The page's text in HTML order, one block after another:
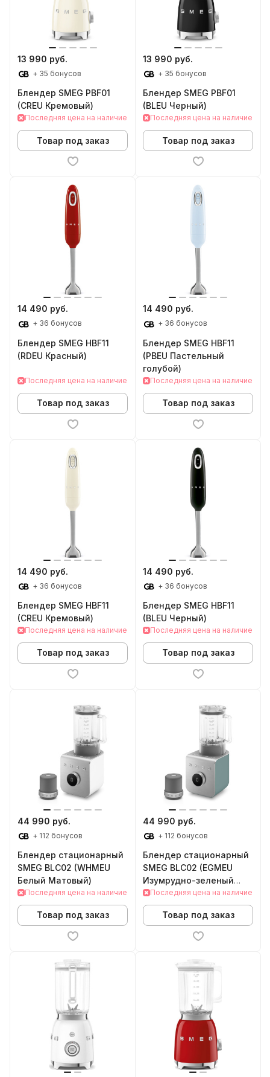
13 990 руб.
+ 35 бонусов
Блендер SMEG PBF01
(CREU Кремовый)
Последняя цена на наличие
Товар под заказ
13 990 руб.
+ 35 бонусов
Блендер SMEG PBF01
(BLEU Черный)
Последняя цена на наличие
Товар под заказ
14 490 руб.
+ 36 бонусов
Блендер SMEG HBF11
(RDEU Красный)
Последняя цена на наличие
Товар под заказ
14 490 руб.
+ 36 бонусов
Блендер SMEG HBF11
(PBEU Пастельный
голубой)
Последняя цена на наличие
Товар под заказ
14 490 руб.
+ 36 бонусов
Блендер SMEG HBF11
(CREU Кремовый)
Последняя цена на наличие
Товар под заказ
14 490 руб.
+ 36 бонусов
Блендер SMEG HBF11
(BLEU Черный)
Последняя цена на наличие
Товар под заказ
44 990 руб.
+ 112 бонусов
Блендер стационарный
SMEG BLС02 (WHMEU
Белый Матовый)
Последняя цена на наличие
Товар под заказ
44 990 руб.
+ 112 бонусов
Блендер стационарный
SMEG BLС02 (EGMEU
Изумрудно-зеленый
матовый)
Последняя цена на наличие
Товар под заказ